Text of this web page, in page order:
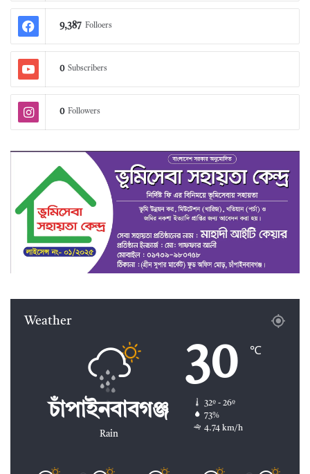
9,387 Folloers
0 Subscribers
0 Followers
Weather
চাঁপাইনবাবগঞ্জ
Rain
30 ℃
32º - 26º
73%
4.74 km/h